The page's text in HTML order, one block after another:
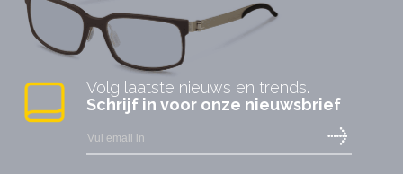
Volg laatste nieuws en trends.
Schrijf in voor onze nieuwsbrief